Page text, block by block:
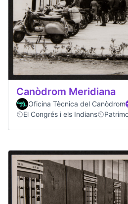
Canòdrom Meridiana
Oficina Tècnica del Canòdrom
El Congrés i els Indians